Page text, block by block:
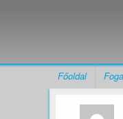
Főoldal